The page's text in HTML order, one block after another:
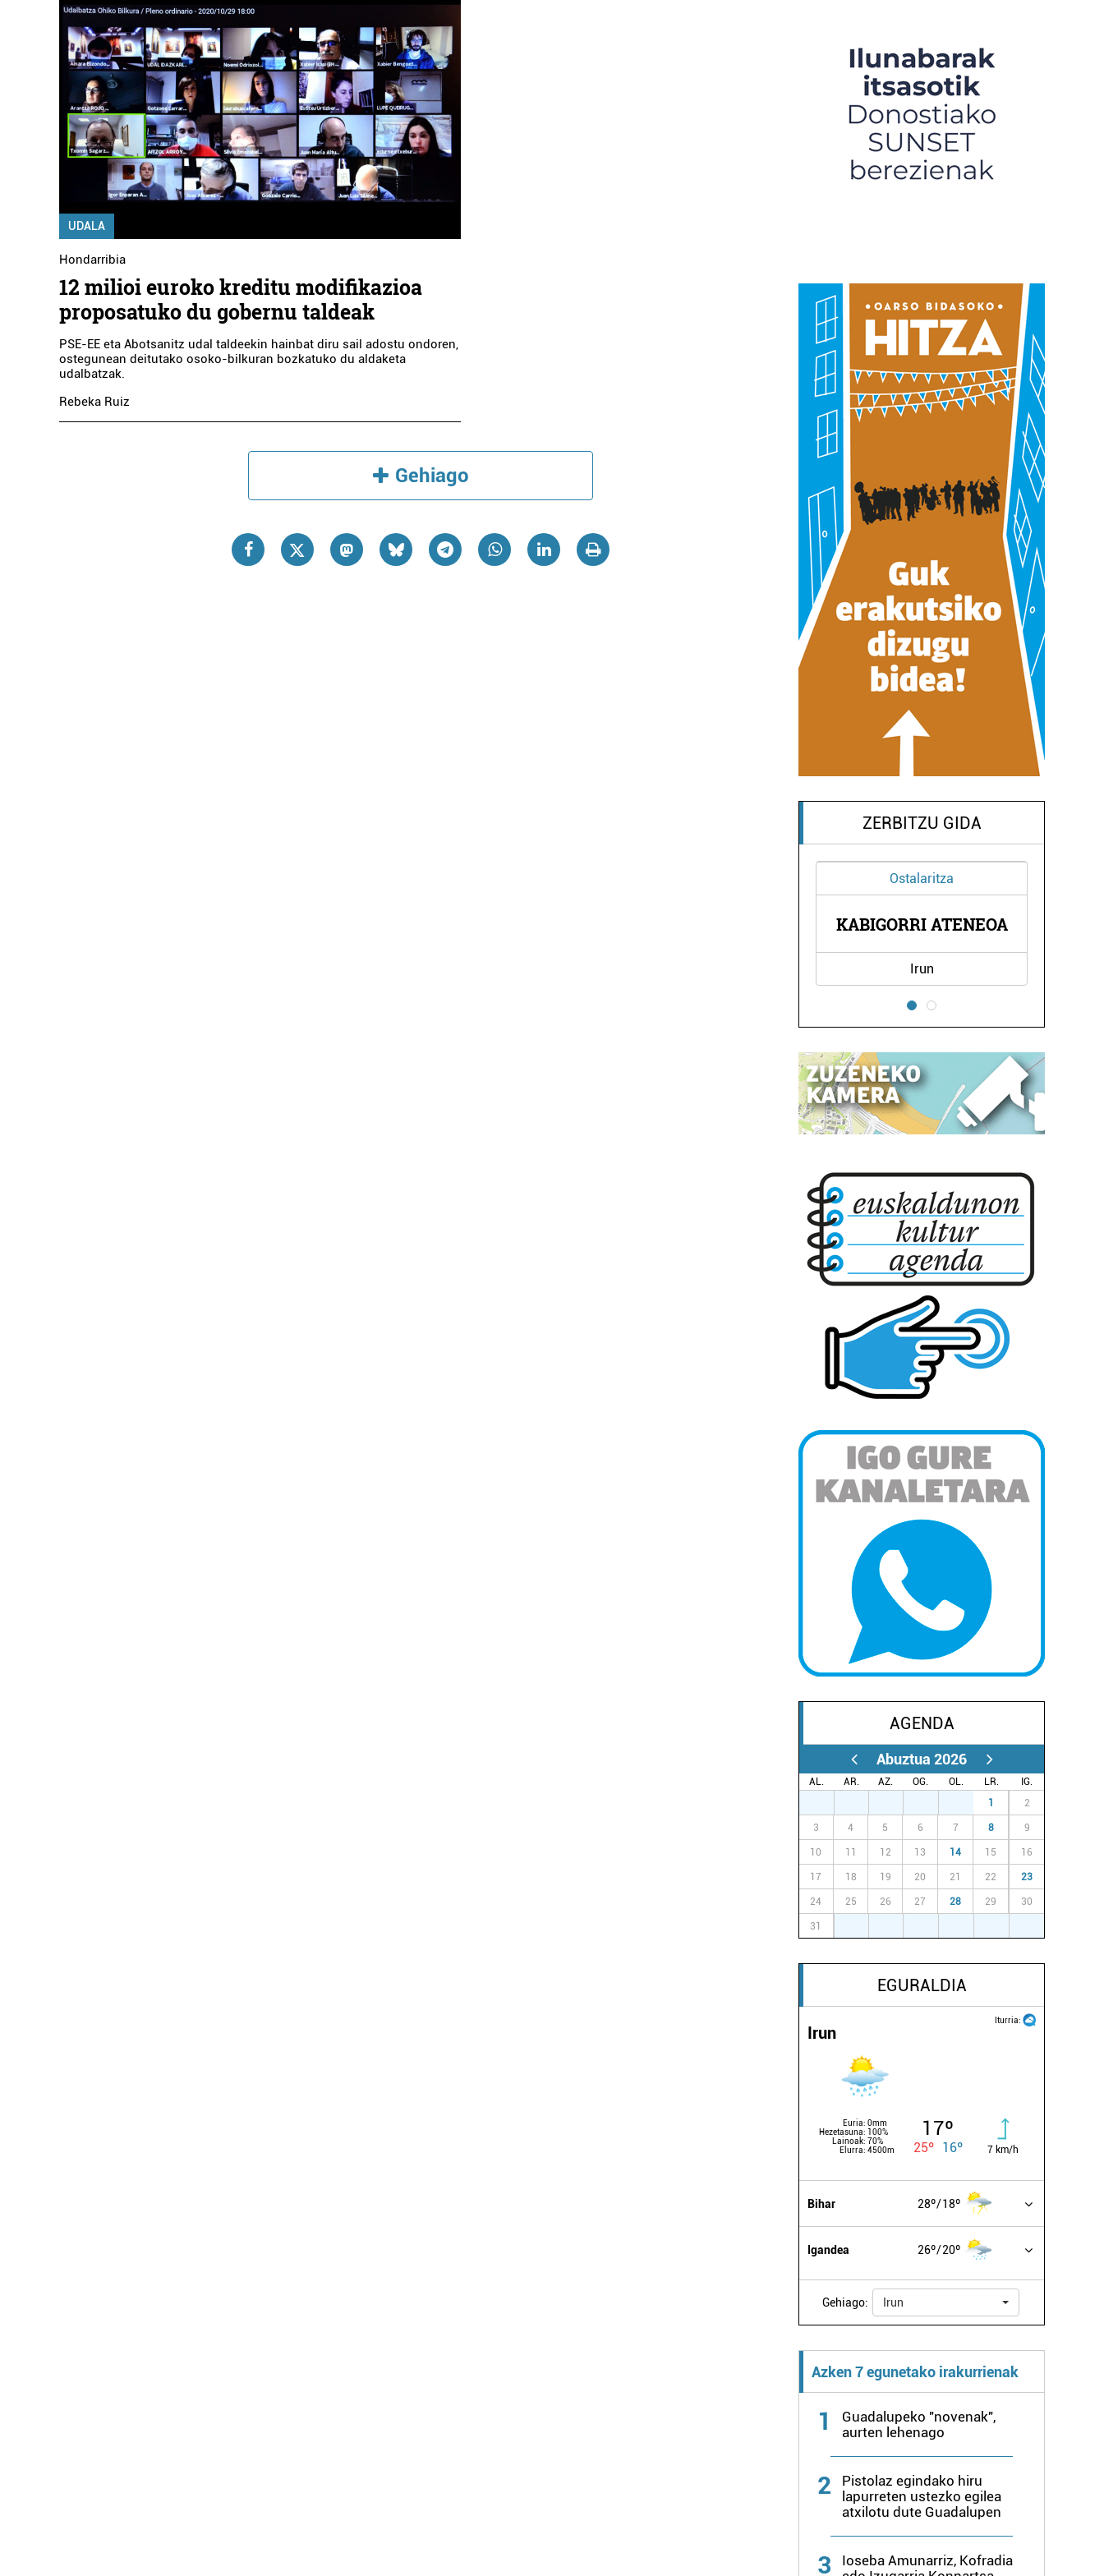
UDALA
Hondarribia
12 milioi euroko kreditu modifikazioa
proposatuko du gobernu taldeak
PSE-EE eta Abotsanitz udal taldeekin hainbat diru sail adostu ondoren,
ostegunean deitutako osoko-bilkuran bozkatuko du aldaketa
udalbatzak.
Rebeka Ruiz
Gehiago
ZERBITZU GIDA
Ostalaritza
KABIGORRI ATENEOA
Irun
AGENDA
Abuztua 2026
AL. AR. AZ. OG. OL. LR.
IG.
1 2
3 4 5 6 7 8 9
10 11 12 13 14 15 16
17 18 19 20 21 22 23
24 25 26 27 28 29 30
31
EGURALDIA
Iturria:
Irun
Euria: 0mm
Hezetasuna: 100%
Lainoak: 70%
Elurra: 4500m
17º
25º 16º 7 km/h
Bihar 28º 18º
Igandea 26º 20º
Gehiago: Irun
Azken 7 egunetako irakurrienak
1
Guadalupeko "novenak",
aurten lehenago
2
Pistolaz egindako hiru
lapurreten ustezko egilea
atxilotu dute Guadalupen
3
Ioseba Amunarriz, Kofradia